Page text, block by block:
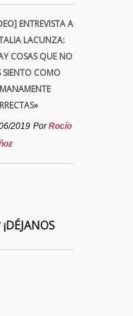
ENTREVISTA A
LACUNZA:
COSAS QUE NO
SIENTO COMO
2019 PorRocío